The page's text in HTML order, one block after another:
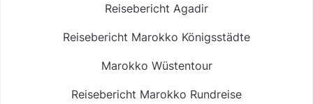
Reisebericht Agadir
Reisebericht Marokko Königsstädte
Marokko Wüstentour
Reisebericht Marokko Rundreise